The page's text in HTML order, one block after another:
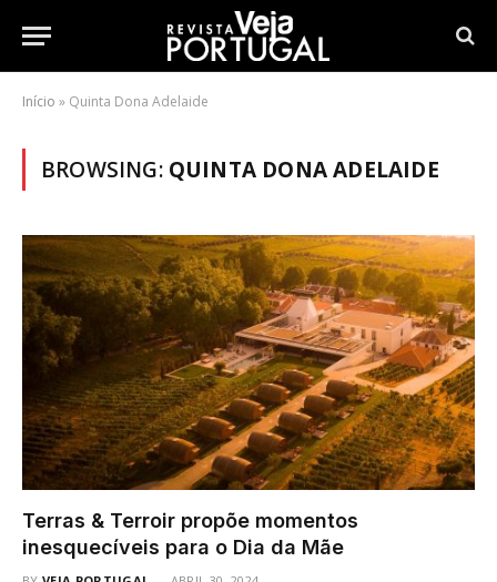
Início » Quinta Dona Adelaide
BROWSING: QUINTA DONA ADELAIDE
Terras & Terroir propõe momentos
inesquecíveis para o Dia da Mãe